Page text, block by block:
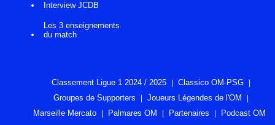
Interview JCDB
Les 3 enseignements
du match
Classement Ligue 1 2024 / 2025
Classico OM-PSG
Groupes de Supporters
Joueurs Légendes de l'OM
Marseille Mercato
Palmares OM Partenaires
Podcast OM